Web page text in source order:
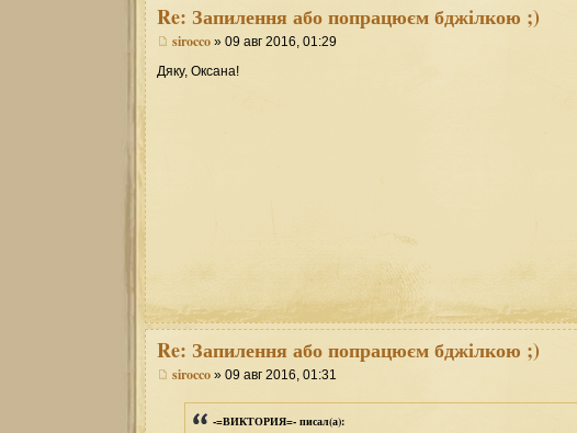
Re: Запилення або попрацюєм бджілкою ;)
sirocco » 09 авг 2016, 01:29
Дяку, Оксана!
Re: Запилення або попрацюєм бджілкою ;)
sirocco » 09 авг 2016, 01:31
-=ВИКТОРИЯ=- писал(а):